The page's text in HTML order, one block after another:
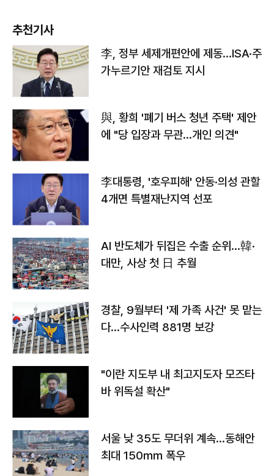
추천기사
李, 정부 세제개편안에 제동…ISA·주
가누르기안 재검토 지시
與, 황희 '폐기 버스 청년 주택' 제안
에 "당 입장과 무관…개인 의견"
李대통령, '호우피해' 안동·의성 관할
4개면 특별재난지역 선포
AI 반도체가 뒤집은 수출 순위…韓·
대만, 사상 첫 日 추월
경찰, 9월부터 '제 가족 사건' 못 맡는
다…수사인력 881명 보강
"이란 지도부 내 최고지도자 모즈타
바 위독설 확산"
서울 낮 35도 무더위 계속…동해안
최대 150㎜ 폭우